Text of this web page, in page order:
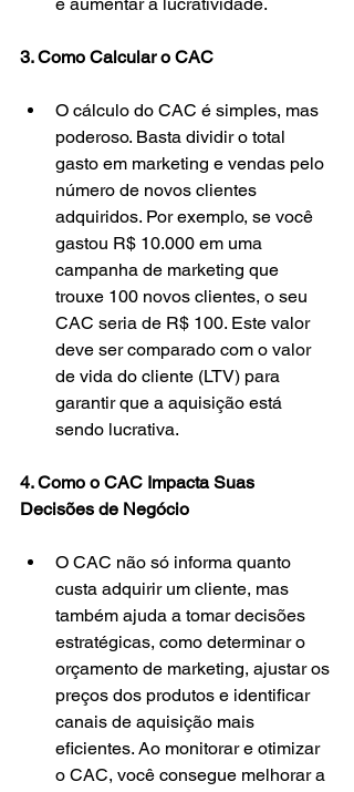
3. Como Calcular o CAC
O cálculo do CAC é simples, mas
poderoso. Basta dividir o total
gasto em marketing e vendas pelo
número de novos clientes
adquiridos. Por exemplo, se você
gastou R$ 10.000 em uma
campanha de marketing que
trouxe 100 novos clientes, o seu
CAC seria de R$ 100. Este valor
deve ser comparado com o valor
de vida do cliente (LTV) para
garantir que a aquisição está
sendo lucrativa.
4. Como o CAC Impacta Suas
Decisões de Negócio
O CAC não só informa quanto
custa adquirir um cliente, mas
também ajuda a tomar decisões
estratégicas, como determinar o
orçamento de marketing, ajustar os
preços dos produtos e identificar
canais de aquisição mais
eficientes. Ao monitorar e otimizar
o CAC, você consegue melhorar a